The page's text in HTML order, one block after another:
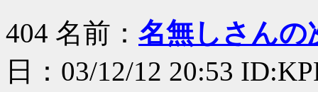
404 名前： 名無しさんの
日：03/12/12 20:53